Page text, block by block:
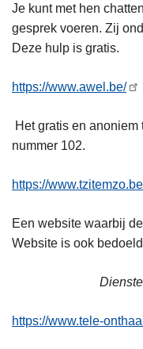
Je kunt met hen
gesprek voeren. Zij
Deze hulp is gratis.
https://www.awel.be/
Het gratis en
nummer 102.
https://
Een website waarbij
Website is ook
https://www.tele-